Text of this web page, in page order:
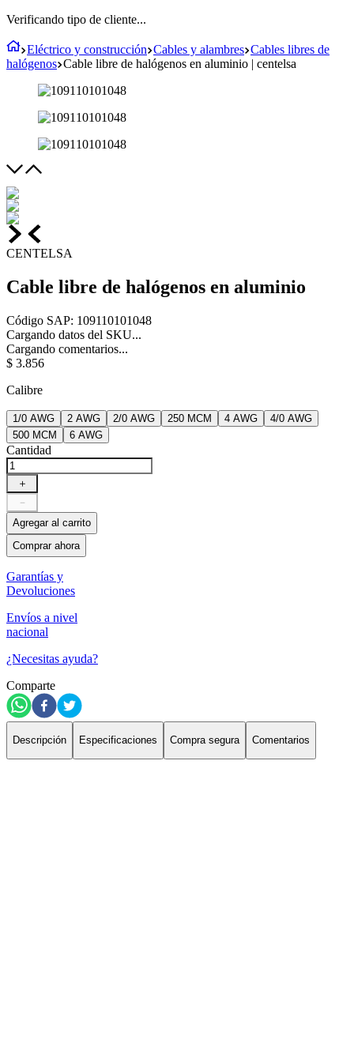
Verificando tipo de cliente...
Eléctrico y construcción Cables y alambres Cables libres de
halógenos Cable libre de halógenos en aluminio | centelsa
CENTELSA
Cable libre de halógenos en aluminio
Código SAP: 109110101048
Cargando datos del SKU...
Cargando comentarios...
$ 3.856
Calibre
1/0 AWG 2 AWG 2/0 AWG 250 MCM 4 AWG
4/0 AWG
500 MCM
6 AWG
Cantidad
＋
－
Agregar al carrito
Comprar ahora
Garantías y
Devoluciones
Envíos a nivel
nacional
¿Necesitas ayuda?
Comparte
Descripción Especificaciones Compra segura Comentarios